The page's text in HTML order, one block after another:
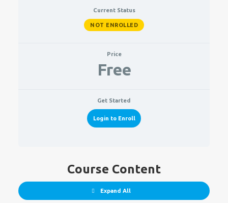
Current Status
NOT ENROLLED
Price
Free
Get Started
Login to Enroll
Course Content
Expand All